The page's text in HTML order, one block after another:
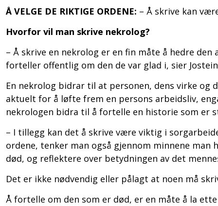
Å VELGE DE RIKTIGE ORDENE: ­– Å skrive kan
Hvorfor vil man skrive nekrolog?
– Å skrive en nekrolog er en fin måte å hedre
forteller offentlig om den de var glad i, sier
En nekrolog bidrar til at personen, dens virke
aktuelt for å løfte frem en persons arbeidsliv,
nekrologen bidra til å fortelle en historie som er
– I tillegg kan det å skrive være viktig i
ordene, tenker man også gjennom minnene man
død, og reflektere over betydningen av det
Det er ikke nødvendig eller pålagt at noen må
Å fortelle om den som er død, er en måte å la